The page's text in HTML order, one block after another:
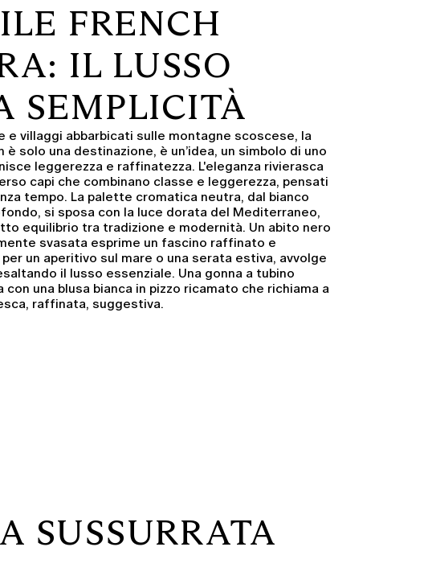
FRENCH
IL LUSSO
SEMPLICITÀ
e villaggi abbarbicati sulle montagne scoscese, la
è solo una destinazione, è un’idea, un simbolo di uno
leggerezza e raffinatezza. L'eleganza rivierasca
capi che combinano classe e leggerezza, pensati
tempo. La palette cromatica neutra, dal bianco
si sposa con la luce dorata del Mediterraneo,
equilibrio tra tradizione e modernità. Un abito nero
svasataesprime un fascino raffinato e
un aperitivo sul mare o una serata estiva, avvolge
il lusso essenziale. Una gonna a tubino
con una blusa bianca in pizzo ricamato che richiama a
raffinata, suggestiva.
SUSSURRATA